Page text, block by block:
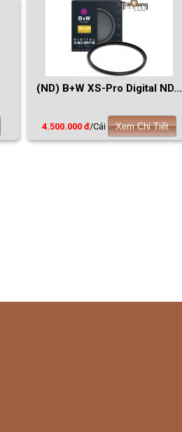
(ND) B+W XS-Pro Digital ND...
4.500.000 đ/Cái Xem Chi Tiết